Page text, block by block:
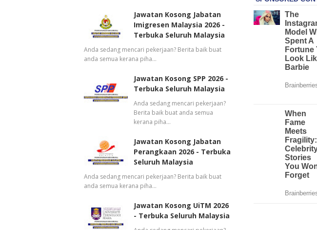
Jawatan Kosong Jabatan
Imigresen Malaysia 2026 -
Terbuka Seluruh Malaysia
Anda sedang mencari pekerjaan? Berita baik buat
anda semua kerana piha…
Jawatan Kosong SPP 2026 -
Terbuka Seluruh Malaysia
Anda sedang mencari pekerjaan?
Berita baik buat anda semua
kerana piha…
Jawatan Kosong Jabatan
Perangkaan 2026 - Terbuka
Seluruh Malaysia
Anda sedang mencari pekerjaan? Berita baik buat
anda semua kerana piha…
Jawatan Kosong UiTM 2026
- Terbuka Seluruh Malaysia